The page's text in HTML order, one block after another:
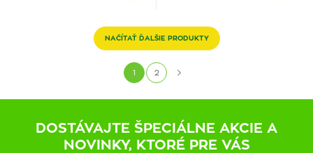
NAČÍTAŤ ĎALŠIE PRODUKTY
1 2
DOSTÁVAJTE ŠPECIÁLNE AKCIE A
NOVINKY, KTORÉ PRE VÁS